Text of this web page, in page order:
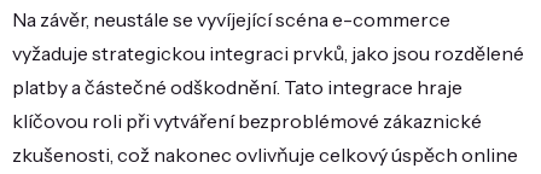
Na závěr, neustále se vyvíjející scéna e-commerce
vyžaduje strategickou integraci prvků, jako jsou rozdělené
platby a částečné odškodnění. Tato integrace hraje
klíčovou roli při vytváření bezproblémové zákaznické
zkušenosti, což nakonec ovlivňuje celkový úspěch online